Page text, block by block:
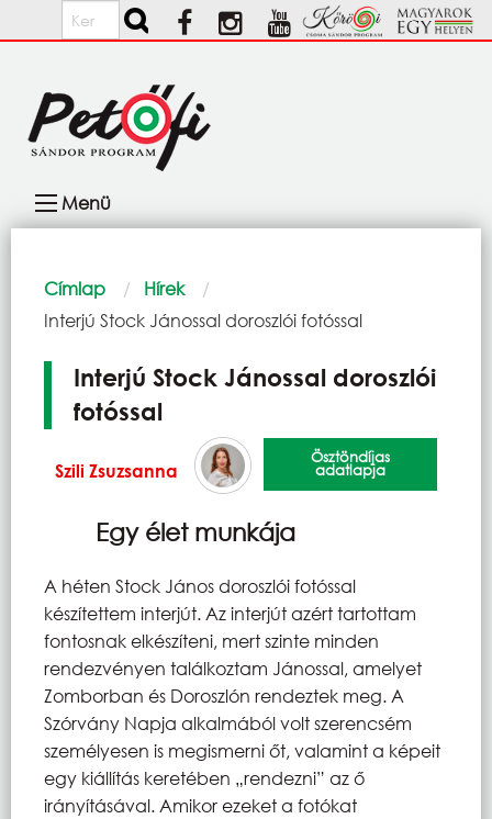
Ugrás a tartalomra
Keresés
navigáció
Menü
Morzsa
Címlap
Hírek
Current:
Interjú Stock Jánossal doroszlói fotóssal
Interjú Stock Jánossal doroszlói
fotóssal
Szili Zsuzsanna
Ösztöndíjas
adatlapja
Egy élet munkája
A héten Stock János doroszlói fotóssal
készítettem interjút. Az interjút azért tartottam
fontosnak elkészíteni, mert szinte minden
rendezvényen találkoztam Jánossal, amelyet
Zomborban és Doroszlón rendeztek meg. A
Szórvány Napja alkalmából volt szerencsém
személyesen is megismerni őt, valamint a képeit
egy kiállítás keretében „rendezni” az ő
irányításával. Amikor ezeket a fotókat